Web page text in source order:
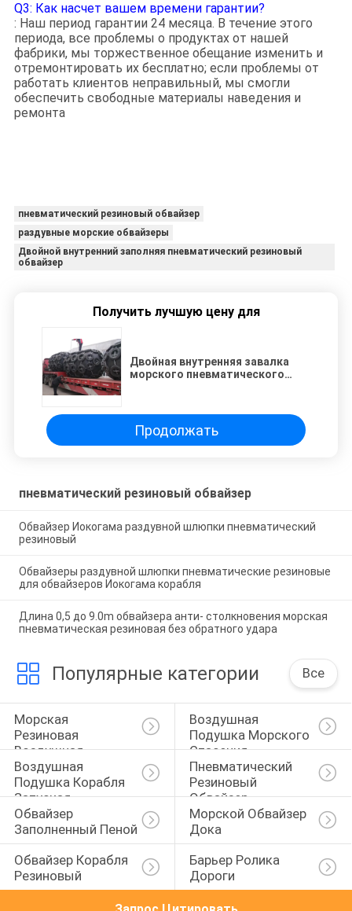
Q3: Как насчет вашем времени гарантии?
: Наш период гарантии 24 месяца. В течение этого
периода, все проблемы о продуктах от нашей
фабрики, мы торжественное обещание изменить и
отремонтировать их бесплатно; если проблемы от
работать клиентов неправильный, мы смогли
обеспечить свободные материалы наведения и
ремонта
пневматический резиновый обвайзер
раздувные морские обвайзеры
Двойной внутренний заполняя пневматический резиновый
обвайзер
Получить лучшую цену для
Двойная внутренняя завалка
морского пневматического
Продолжать
пневматический резиновый обвайзер
Обвайзер Иокогама раздувной шлюпки пневматический
резиновый
Обвайзеры раздувной шлюпки пневматические резиновые
для обвайзеров Иокогама корабля
Длина 0,5 до 9.0m обвайзера анти- столкновения морская
пневматическая резиновая без обратного удара
Популярные категории Все
Морская
Резиновая
Воздушная
Подушка
Воздушная
Подушка Морского
Спасения
Имущества
Воздушная
Подушка Корабля
Запуская
Пневматический
Резиновый
Обвайзер
Обвайзер
Заполненный Пеной
Морской Обвайзер
Дока
Обвайзер Корабля
Резиновый
Барьер Ролика
Дороги